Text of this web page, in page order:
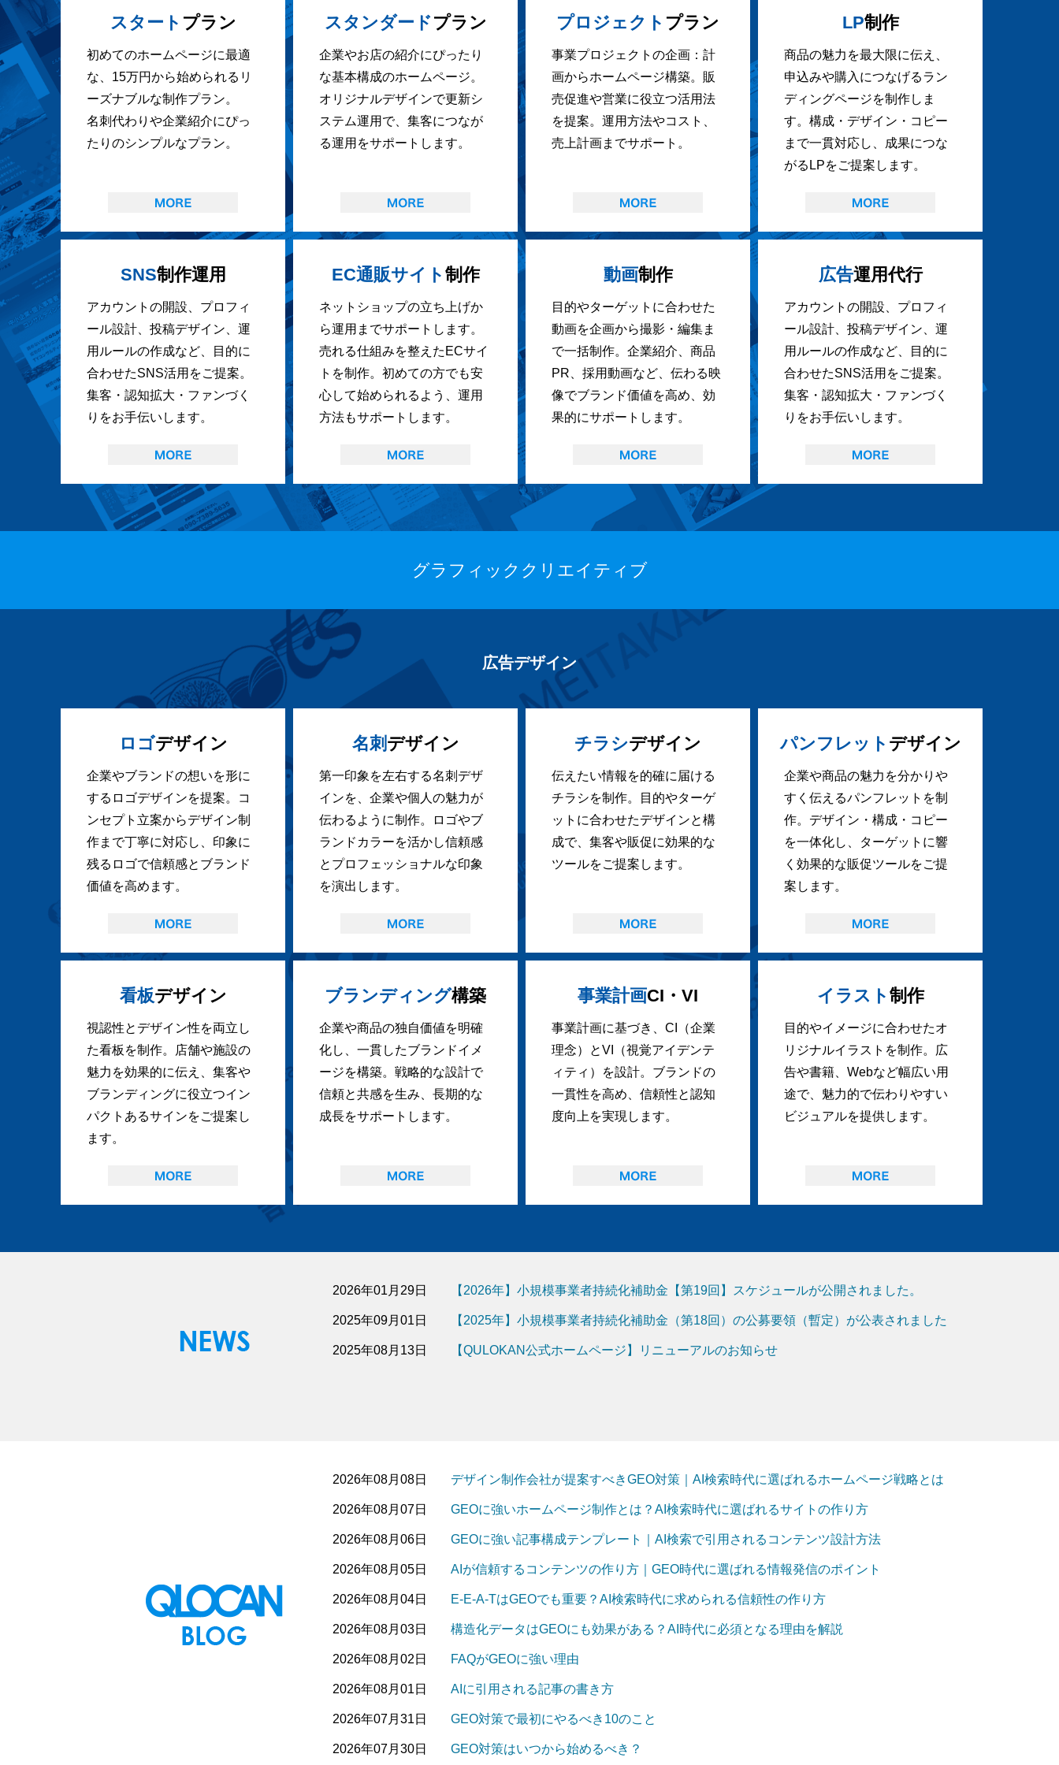
スタート プラン
初めてのホームページに最適
な、15万円から始められるリ
ーズナブルな制作プラン。
名刺代わりや企業紹介にぴっ
たりのシンプルなプラン。
スタンダードプラン
企業やお店の紹介にぴったり
な基本構成のホームページ。
オリジナルデザインで更新シ
ステム運用で、集客につなが
る運用をサポートします。
プロジェクト プラン
事業プロジェクトの企画：計
画からホームページ構築。販
売促進や営業に役立つ活用法
を提案。運用方法やコスト、
売上計画までサポート。
LP制作
商品の魅力を最大限に伝え、
申込みや購入につなげるラン
ディングページを制作しま
す。構成・デザイン・コピー
まで一貫対応し、成果につな
がるLPをご提案します。
SNS制作運用
アカウントの開設、プロフィ
ール設計、投稿デザイン、運
用ルールの作成など、目的に
合わせたSNS活用をご提案。
集客・認知拡大・ファンづく
りをお手伝いします。
EC通販サイト 制作
ネットショップの立ち上げか
ら運用までサポートします。
売れる仕組みを整えたECサイ
トを制作。初めての方でも安
心して始められるよう、運用
方法もサポートします。
動画制作
目的やターゲットに合わせた
動画を企画から撮影・編集ま
で一括制作。企業紹介、商品
PR、採用動画など、伝わる映
像でブランド価値を高め、効
果的にサポートします。
広告運用代行
アカウントの開設、プロフィ
ール設計、投稿デザイン、運
用ルールの作成など、目的に
合わせたSNS活用をご提案。
集客・認知拡大・ファンづく
りをお手伝いします。
グラフィッククリエイティブ
広告デザイン
ロゴデザイン
企業やブランドの想いを形に
するロゴデザインを提案。コ
ンセプト立案からデザイン制
作まで丁寧に対応し、印象に
残るロゴで信頼感とブランド
価値を高めます。
名刺 デザイン
第一印象を左右する名刺デザ
インを、企業や個人の魅力が
伝わるように制作。ロゴやブ
ランドカラーを活かし信頼感
とプロフェッショナルな印象
を演出します。
チラシデザイン
伝えたい情報を的確に届ける
チラシを制作。目的やターゲ
ットに合わせたデザインと構
成で、集客や販促に効果的な
ツールをご提案します。
パンフレット デザイン
企業や商品の魅力を分かりや
すく伝えるパンフレットを制
作。デザイン・構成・コピー
を一体化し、ターゲットに響
く効果的な販促ツールをご提
案します。
看板デザイン
視認性とデザイン性を両立し
た看板を制作。店舗や施設の
魅力を効果的に伝え、集客や
ブランディングに役立つイン
パクトあるサインをご提案し
ます。
ブランディング構築
企業や商品の独自価値を明確
化し、一貫したブランドイメ
ージを構築。戦略的な設計で
信頼と共感を生み、長期的な
成長をサポートします。
事業計画CI・VI
事業計画に基づき、CI（企業
理念）とVI（視覚アイデンテ
ィティ）を設計。ブランドの
一貫性を高め、信頼性と認知
度向上を実現します。
イラスト 制作
目的やイメージに合わせたオ
リジナルイラストを制作。広
告や書籍、Webなど幅広い用
途で、魅力的で伝わりやすい
ビジュアルを提供します。
2026年01月29日 【2026年】小規模事業者持続化補助金【第19回】スケジュールが公開されました。
2025年09月01日 【2025年】小規模事業者持続化補助金（第18回）の公募要領（暫定）が公表されました
2025年08月13日 【QULOKAN公式ホームページ】リニューアルのお知らせ
2026年08月08日 デザイン制作会社が提案すべきGEO対策｜AI検索時代に選ばれるホームページ戦略とは
2026年08月07日 GEOに強いホームページ制作とは？AI検索時代に選ばれるサイトの作り方
2026年08月06日 GEOに強い記事構成テンプレート｜AI検索で引用されるコンテンツ設計方法
2026年08月05日 AIが信頼するコンテンツの作り方｜GEO時代に選ばれる情報発信のポイント
2026年08月04日 E-E-A-TはGEOでも重要？AI検索時代に求められる信頼性の作り方
2026年08月03日 構造化データはGEOにも効果がある？AI時代に必須となる理由を解説
2026年08月02日 FAQがGEOに強い理由
2026年08月01日 AIに引用される記事の書き方
2026年07月31日 GEO対策で最初にやるべき10のこと
2026年07月30日 GEO対策はいつから始めるべき？